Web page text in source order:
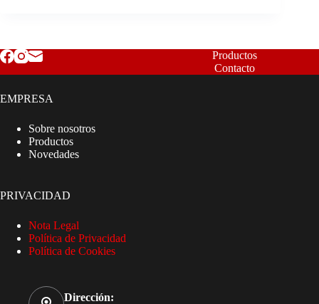
Productos
Contacto
EMPRESA
Sobre nosotros
Productos
Novedades
PRIVACIDAD
Nota Legal
Política de Privacidad
Política de Cookies
Dirección: